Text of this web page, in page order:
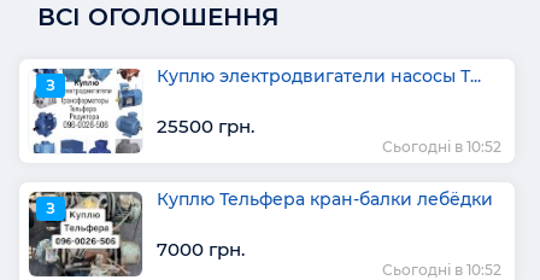
ВСІ ОГОЛОШЕННЯ
З Куплю электродвигатели насосы Т...
25500 грн.
Сьогодні в 10:52
З Куплю Тельфера кран-балки лебёдки
7000 грн.
Сьогодні в 10:52